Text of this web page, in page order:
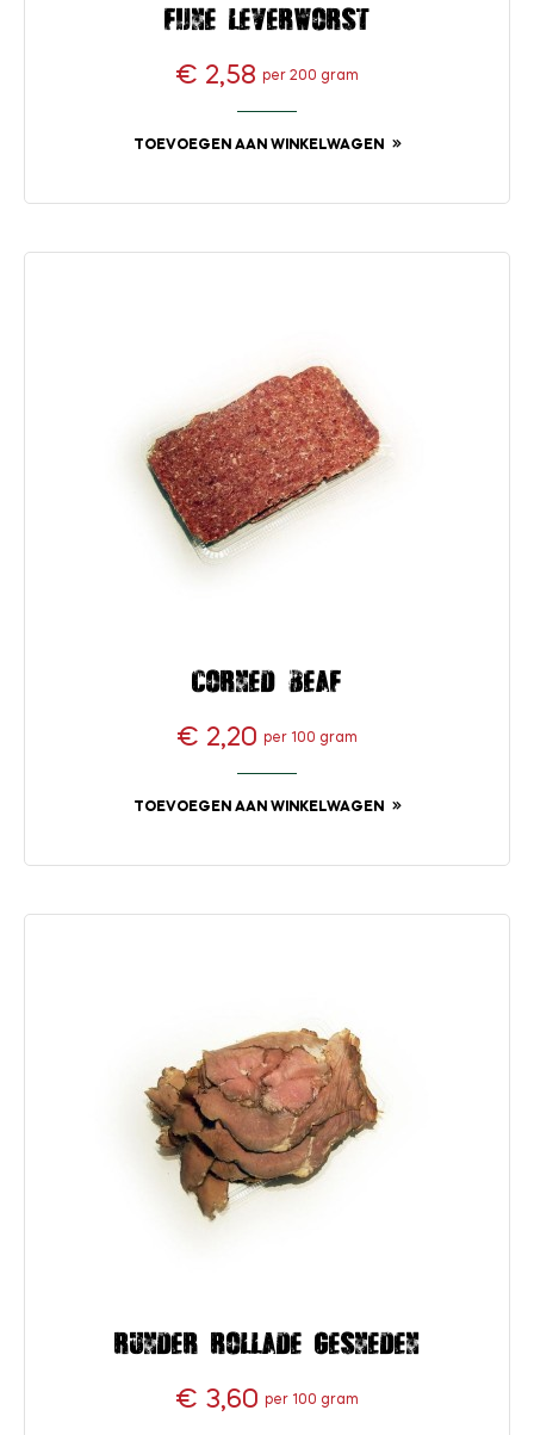
Fijne leverworst
Prijs
€ 2,58 per 200 gram
TOEVOEGEN AAN WINKELWAGEN
Corned beaf
Prijs
€ 2,20 per 100 gram
TOEVOEGEN AAN WINKELWAGEN
Runder rollade gesneden
Prijs
€ 3,60 per 100 gram